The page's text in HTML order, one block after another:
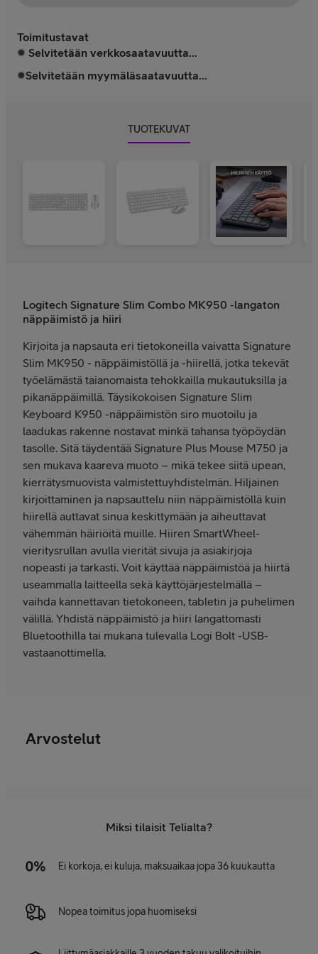
Toimitustavat
Selvitetään verkkosaatavuutta...
Selvitetään myymäläsaatavuutta...
TUOTEKUVAT
Logitech Signature Slim Combo MK950 -langaton
näppäimistö ja hiiri
Kirjoita ja napsauta eri tietokoneilla vaivatta Signature
Slim MK950 - näppäimistöllä ja -hiirellä, jotka tekevät
työelämästä taianomaista tehokkailla mukautuksilla ja
pikanäppäimillä. Täysikokoisen Signature Slim
Keyboard K950 -näppäimistön siro muotoilu ja
laadukas rakenne nostavat minkä tahansa työpöydän
tasolle. Sitä täydentää Signature Plus Mouse M750 ja
sen mukava kaareva muoto – mikä tekee siitä upean,
kierrätysmuovista valmistettuyhdistelmän. Hiljainen
kirjoittaminen ja napsauttelu niin näppäimistöllä kuin
hiirellä auttavat sinua keskittymään ja aiheuttavat
vähemmän häiriöitä muille. Hiiren SmartWheel-
vieritysrullan avulla vierität sivuja ja asiakirjoja
nopeasti ja tarkasti. Voit käyttää näppäimistöä ja hiirtä
useammalla laitteella sekä käyttöjärjestelmällä –
vaihda kannettavan tietokoneen, tabletin ja puhelimen
välillä. Yhdistä näppäimistö ja hiiri langattomasti
Bluetoothilla tai mukana tulevalla Logi Bolt -USB-
vastaanottimella.
Arvostelut
Miksi tilaisit Telialta?
Ei korkoja, ei kuluja, maksuaikaa jopa 36 kuukautta
Nopea toimitus jopa huomiseksi